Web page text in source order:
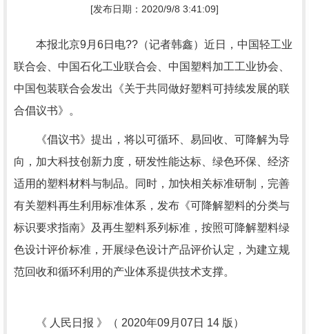
[发布日期：2020/9/8 3:41:09]
本报北京9月6日电??（记者韩鑫）近日，中国轻工业
联合会、中国石化工业联合会、中国塑料加工工业协会、
中国包装联合会发出《关于共同做好塑料可持续发展的联
合倡议书》。
《倡议书》提出，将以可循环、易回收、可降解为导
向，加大科技创新力度，研发性能达标、绿色环保、经济
适用的塑料材料与制品。同时，加快相关标准研制，完善
有关塑料再生利用标准体系，发布《可降解塑料的分类与
标识要求指南》及再生塑料系列标准，按照可降解塑料绿
色设计评价标准，开展绿色设计产品评价认定，为建立规
范回收和循环利用的产业体系提供技术支撑。
《 人民日报 》（ 2020年09月07日 14 版）